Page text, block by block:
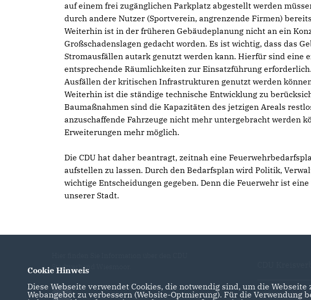
auf einem frei zugänglichen Parkplatz abgestellt werden
durch andere Nutzer (Sportverein, angrenzende Firmen)
Weiterhin ist in der früheren Gebäudeplanung nicht an ein
Großschadenslagen gedacht worden. Es ist wichtig, dass das
Stromausfällen autark genutzt werden kann. Hierfür sind eine
entsprechende Räumlichkeiten zur Einsatzführung
Ausfällen der kritischen Infrastrukturen genutzt werden
Weiterhin ist die ständige technische Entwicklung zu
Baumaßnahmen sind die Kapazitäten des jetzigen Areals
anzuschaffende Fahrzeuge nicht mehr untergebracht werden
Erweiterungen mehr möglich.
Die CDU hat daher beantragt, zeitnah eine
aufstellen zu lassen. Durch den Bedarfsplan wird Politik,
wichtige Entscheidungen gegeben. Denn die Feuerwehr ist
unserer Stadt.
Stadtverband Wiesmoor.
CDU
Cookie Hinweis
Diese Webseite verwendet Cookies, die notwendig sind, um die
Webangebot zu verbessern (Website-Optmierung). Für die